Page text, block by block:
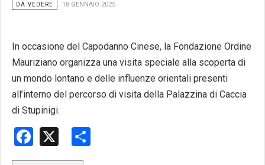
DA VEDERE 18 GENNAIO 2025
In occasione del Capodanno Cinese, la Fondazione Ordine
Mauriziano organizza una visita speciale alla scoperta di
un mondo lontano e delle influenze orientali presenti
all’interno del percorso di visita della Palazzina di Caccia
di Stupinigi.
Facebook